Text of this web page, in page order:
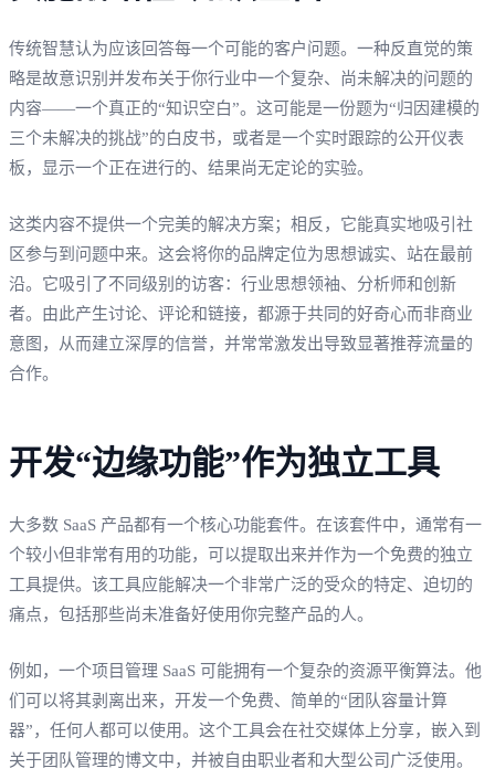
传统智慧认为应该回答每一个可能的客户问题。一种反直觉的策
略是故意识别并发布关于你行业中一个复杂、尚未解决的问题的
内容——一个真正的“知识空白”。这可能是一份题为“归因建模的
三个未解决的挑战”的白皮书，或者是一个实时跟踪的公开仪表
板，显示一个正在进行的、结果尚无定论的实验。
这类内容不提供一个完美的解决方案；相反，它能真实地吸引社
区参与到问题中来。这会将你的品牌定位为思想诚实、站在最前
沿。它吸引了不同级别的访客：行业思想领袖、分析师和创新
者。由此产生讨论、评论和链接，都源于共同的好奇心而非商业
意图，从而建立深厚的信誉，并常常激发出导致显著推荐流量的
合作。
开发“边缘功能”作为独立工具
大多数 SaaS 产品都有一个核心功能套件。在该套件中，通常有一
个较小但非常有用的功能，可以提取出来并作为一个免费的独立
工具提供。该工具应能解决一个非常广泛的受众的特定、迫切的
痛点，包括那些尚未准备好使用你完整产品的人。
例如，一个项目管理 SaaS 可能拥有一个复杂的资源平衡算法。他
们可以将其剥离出来，开发一个免费、简单的“团队容量计算
器”，任何人都可以使用。这个工具会在社交媒体上分享，嵌入到
关于团队管理的博文中，并被自由职业者和大型公司广泛使用。